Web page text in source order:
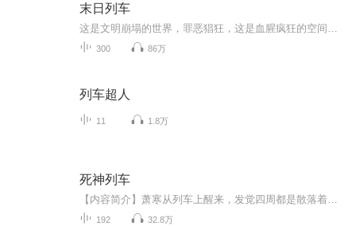
末日列车
300 86万
列车超人
11 1.8万
死神列车
192 32.8万